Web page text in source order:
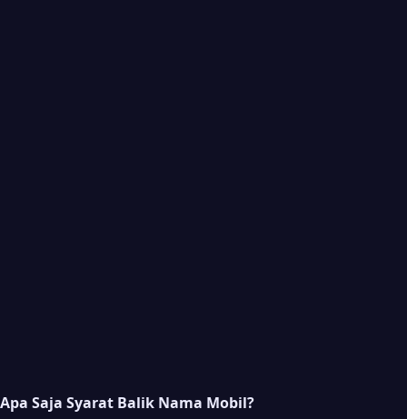
Apa Saja Syarat Balik Nama Mobil?